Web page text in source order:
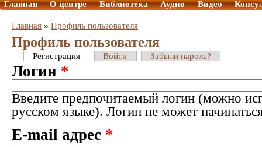
Главная О центре Библиотека Аудио Видео
Главная » Профиль пользователя
Профиль пользователя
Регистрация Войти Забыли пароль?
Логин *
Введите предпочитаемый логин (можно
русском языке). Логин не может
E-mail адрес *